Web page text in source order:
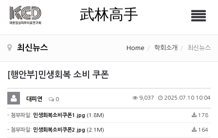
武林高手
武林高手
최신뉴스 Home 학회소개 최신뉴스
[행안부]민생회복 소비 쿠폰
대피연 0 9,037 2025.07.10 10:04
- 첨부파일: 민생회복소비쿠폰1.jpg (1.8M) 178
- 첨부파일: 민생회복소비쿠폰2.jpg (2.1M) 164